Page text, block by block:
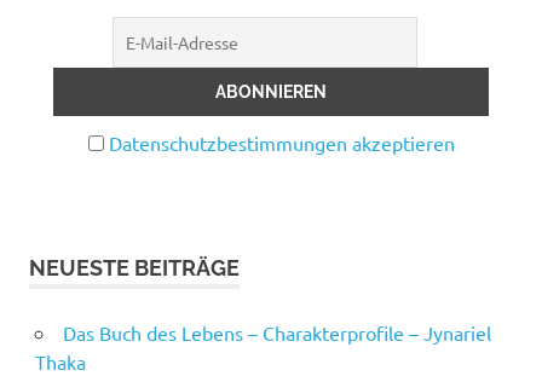
Datenschutzbestimmungen akzeptieren
NEUESTE BEITRÄGE
Das Buch des Lebens – Charakterprofile – Jynariel
Thaka